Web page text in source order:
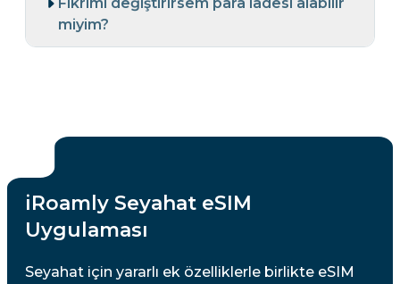
miyim?
iRoamly Seyahat eSIM
Uygulaması
Seyahat için yararlı ek özelliklerle birlikte eSIM